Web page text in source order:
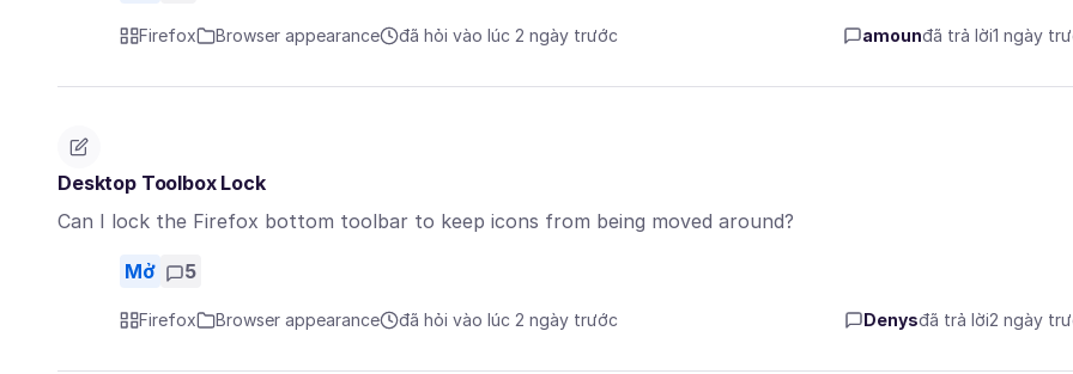
Firefox Browser appearance đã hỏi vào lúc 2 ngày trước amounđã trả lời1 ngày
Desktop Toolbox Lock
Can I lock the Firefox bottom toolbar to keep icons from being moved around?
Mở 5
Firefox Browser appearance đã hỏi vào lúc 2 ngày trước Denysđã trả lời2 ngày